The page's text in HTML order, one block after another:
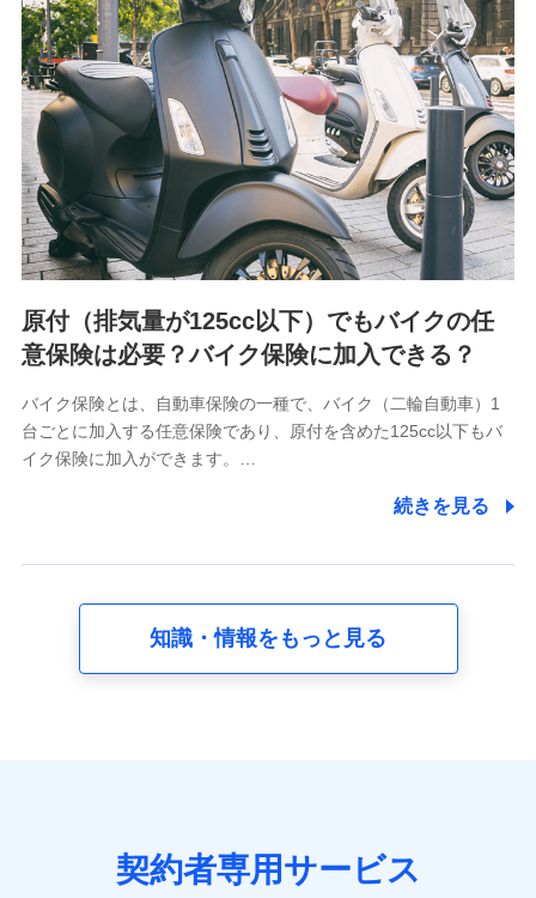
用履歴インターネット利用時の行動に関する情報、アプリケ
ーション利用時の行動に関する情報、購入されたサービスや
商品の名称・購入場所・決済に関する情報、アンケートの回
答に関する情報などが含まれます。
保険関連サービス情報
当社又は株式会社NTTドコモが提供する保険関連サービスに
関して取得し、又は保有する情報。例として、見積請求受付
時、資料請求受付時又はユーザー登録受付時に提供いただい
た情報（氏名、住所、生年月日、性別、保険契約者と被保険
者の関係、保険加入の目的、保険商品の内容、保険料、保険
料のお支払方法、車のメーカーや走行距離などの情報、建物
の構造や築年数などの情報、ペットの種類や年齢など）及び
果情報、メールマガジンを提供した際のメール内容や送信履
歴の情報及び保険の更改案内等を提供した際のメール内容や
送信履歴などの情報）が含まれます。
当社又は株式会社NTTドコモが取得し、又は保有する保険契
約に関する情報。例として、保険契約者及び被保険者の氏
名、住所、生年月日、性別、保険契約者と被保険者の関係、
方法、車のメーカーや走行距離などの情報、建物の構造や築
株式会社NTTドコモ
れらに付帯、関連する当社、株式会社NTTドコモおよび提携
会社のサービスを案内、提供するため
原付（排気量が125cc以下）でもバイクの任
意保険は必要？バイク保険に加入できる？
バイク保険とは、自動車保険の一種で、バイク（二輪自動車）1
台ごとに加入する任意保険であり、原付を含めた125cc以下もバ
イク保険に加入ができます。…
続きを見る
知識・情報をもっと見る
契約者専用サービス